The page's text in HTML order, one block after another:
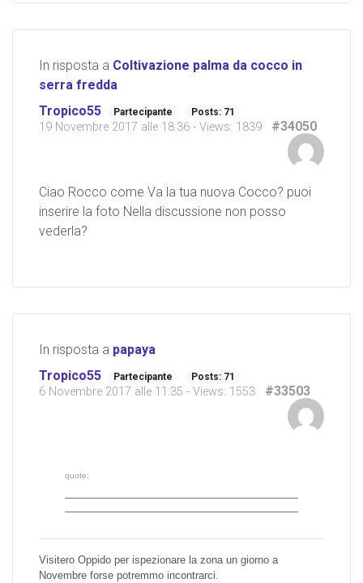
In risposta a Coltivazione palma da cocco in
serra fredda
Tropico55
Partecipante Posts: 71
19 Novembre 2017 alle 18:36 - Views: 1839 #34050
Ciao Rocco come Va la tua nuova Cocco? puoi
inserire la foto Nella discussione non posso
vederla?
In risposta a papaya
Tropico55
Partecipante Posts: 71
6 Novembre 2017 alle 11:35 - Views: 1553 #33503
quote:
Visitero Oppido per ispezionare la zona un giorno a
Novembre forse potremmo incontrarci.